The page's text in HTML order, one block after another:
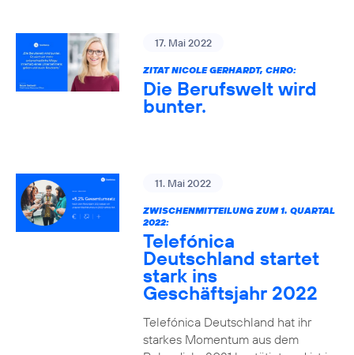
17. Mai 2022
ZITAT NICOLE GERHARDT, CHRO:
Die Berufswelt wird
bunter.
11. Mai 2022
ZWISCHENMITTEILUNG ZUM 1. QUARTAL
2022:
Telefónica
Deutschland startet
stark ins
Geschäftsjahr 2022
Telefónica Deutschland hat ihr
starkes Momentum aus dem